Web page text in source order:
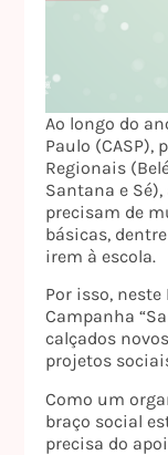
Ao longo do
Paulo (CASP),
Regionais
Santana e
precisam de
básicas,
irem à escola.
Por isso, neste
Campanha
calçados
projetos
Como um
braço social
precisa do